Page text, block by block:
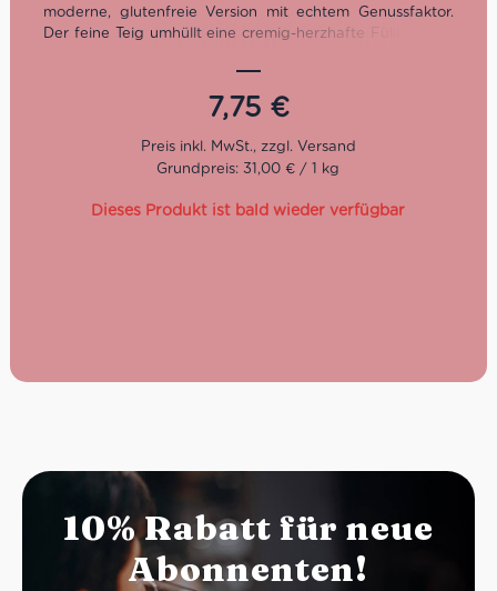
moderne, glutenfreie Version mit echtem Genussfaktor.
Der feine Teig umhüllt eine cremig-herzhafte Füllung aus
typisch italienisch schmeckt. Eine hochwertige Spezialität
aus Meran für alle, die glutenfreie Ravioli ohne
7,75 €
Grundpreis: 31,00 € / 1 kg
Dieses Produkt ist bald wieder verfügbar
10% Rabatt für neue
Abonnenten!